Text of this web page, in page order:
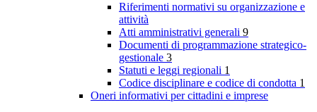
Riferimenti normativi su organizzazione e
attività
Atti amministrativi generali 9
Documenti di programmazione strategico-
gestionale 3
Statuti e leggi regionali 1
Codice disciplinare e codice di condotta 1
Oneri informativi per cittadini e imprese